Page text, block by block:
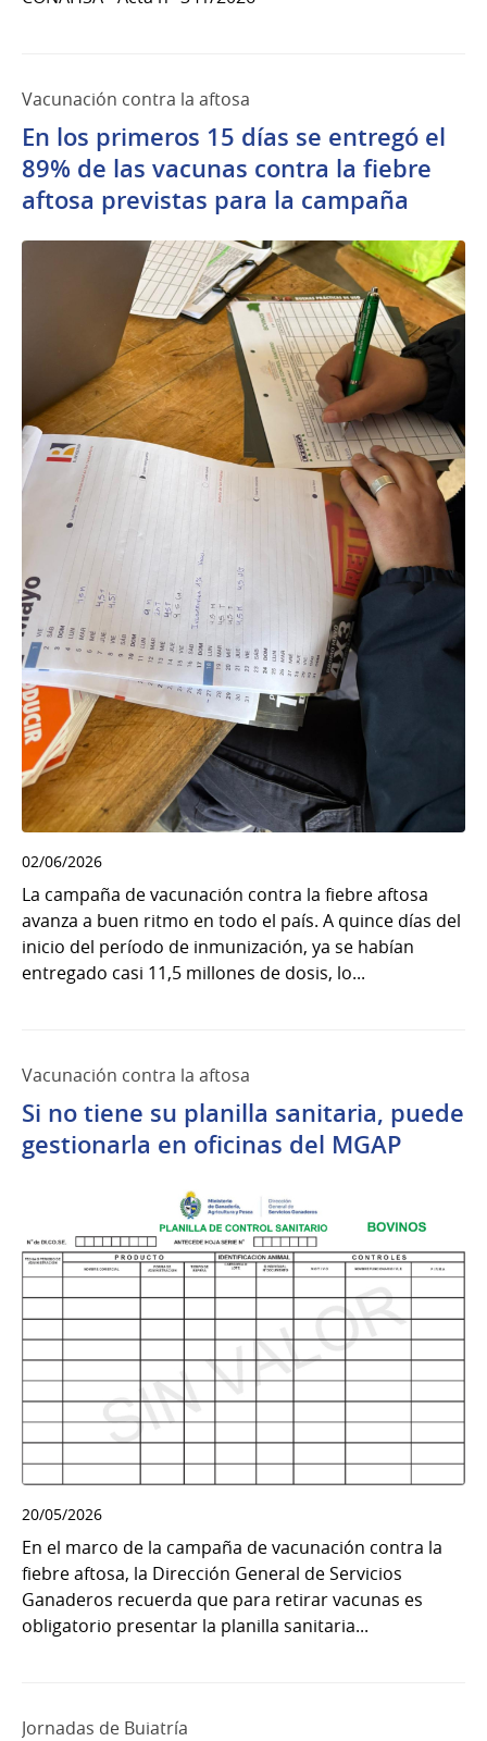
Vacunación contra la aftosa
En los primeros 15 días se entregó el
89% de las vacunas contra la fiebre
aftosa previstas para la campaña
02/06/2026
La campaña de vacunación contra la fiebre aftosa
avanza a buen ritmo en todo el país. A quince días del
inicio del período de inmunización, ya se habían
entregado casi 11,5 millones de dosis, lo...
Vacunación contra la aftosa
Si no tiene su planilla sanitaria, puede
gestionarla en oficinas del MGAP
20/05/2026
En el marco de la campaña de vacunación contra la
fiebre aftosa, la Dirección General de Servicios
Ganaderos recuerda que para retirar vacunas es
obligatorio presentar la planilla sanitaria...
Jornadas de Buiatría